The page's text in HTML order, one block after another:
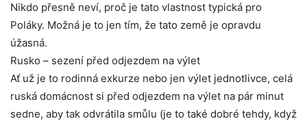
Nikdo přesně neví, proč je tato vlastnost typická pro
Poláky. Možná je to jen tím, že tato země je opravdu
úžasná.
Rusko – sezení před odjezdem na výlet
Ať už je to rodinná exkurze nebo jen výlet jednotlivce, celá
ruská domácnost si před odjezdem na výlet na pár minut
sedne, aby tak odvrátila smůlu (je to také dobré tehdy, když